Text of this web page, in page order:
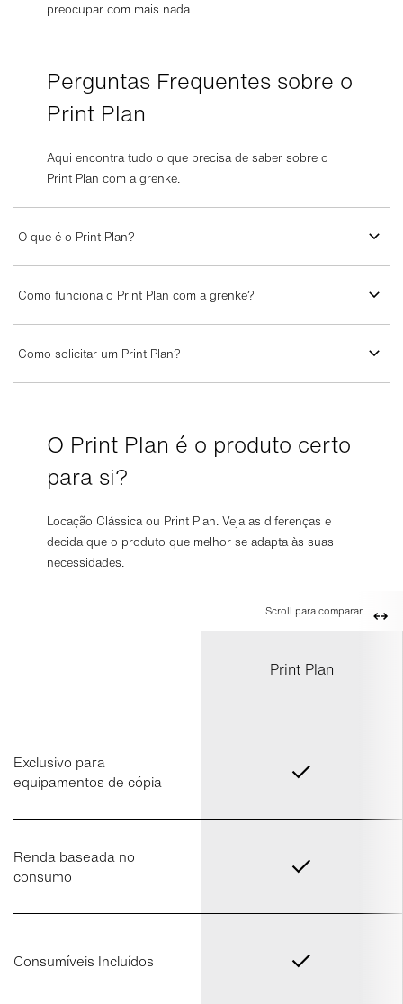
preocupar com mais nada.
Perguntas Frequentes sobre o
Print Plan
Aqui encontra tudo o que precisa de saber sobre o
Print Plan com a grenke.
O que é o Print Plan?
Como funciona o Print Plan com a grenke?
Como solicitar um Print Plan?
O Print Plan é o produto certo
para si?
Locação Clássica ou Print Plan. Veja as diferenças e
decida que o produto que melhor se adapta às suas
necessidades.
Scroll para comparar
Print Plan
Exclusivo para
equipamentos de cópia
Renda baseada no
consumo
Consumíveis Incluídos